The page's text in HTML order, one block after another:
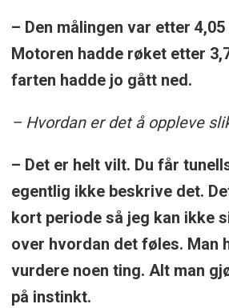
– Den målingen var etter
Motoren hadde røket etter
farten hadde jo gått ned.
– Hvordan er det å oppleve
– Det er helt vilt. Du får
egentlig ikke beskrive det.
kort periode så jeg kan ikke
over hvordan det føles. Man
vurdere noen ting. Alt man
på instinkt.